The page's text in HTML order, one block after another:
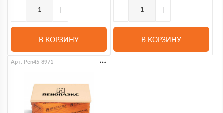
- +
В КОРЗИНУ
- +
В КОРЗИНУ
Арт. Pen45-8971